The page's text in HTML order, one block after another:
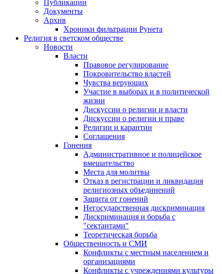
Публикации
Документы
Архив
Хроники фильтрации Рунета
Религия в светском обществе
Новости
Власти
Правовое регулирование
Покровительство властей
Чувства верующих
Участие в выборах и в политической
жизни
Дискуссии о религии и власти
Дискуссии о религии и праве
Религии и карантин
Соглашения
Гонения
Административное и полицейское
вмешательство
Места для молитвы
Отказ в регистрации и ликвидация
религиозных объединений
Защита от гонений
Негосударственная дискриминация
Дискриминация и борьба с
"сектантами"
Теоретическая борьба
Общественность и СМИ
Конфликты с местным населением и
организациями
Конфликты с учреждениями культуры